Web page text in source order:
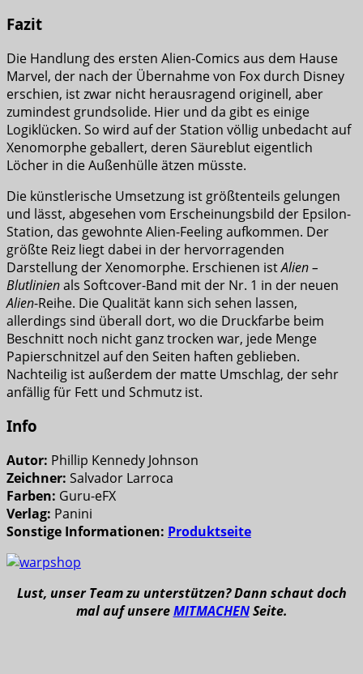
Fazit
Die Handlung des ersten Alien-Comics aus dem Hause
Marvel, der nach der Übernahme von Fox durch Disney
erschien, ist zwar nicht herausragend originell, aber
zumindest grundsolide. Hier und da gibt es einige
Logiklücken. So wird auf der Station völlig unbedacht auf
Xenomorphe geballert, deren Säureblut eigentlich
Löcher in die Außenhülle ätzen müsste.
Die künstlerische Umsetzung ist größtenteils gelungen
und lässt, abgesehen vom Erscheinungsbild der Epsilon-
Station, das gewohnte Alien-Feeling aufkommen. Der
größte Reiz liegt dabei in der hervorragenden
Darstellung der Xenomorphe. Erschienen istAlien –
Blutlinienals Softcover-Band mit der Nr. 1 in der neuen
Alien-Reihe. Die Qualität kann sich sehen lassen,
allerdings sind überall dort, wo die Druckfarbe beim
Beschnitt noch nicht ganz trocken war, jede Menge
Papierschnitzel auf den Seiten haften geblieben.
Nachteilig ist außerdem der matte Umschlag, der sehr
anfällig für Fett und Schmutz ist.
Info
Autor: Phillip Kennedy Johnson
Zeichner: Salvador Larroca
Farben: Guru-eFX
Verlag: Panini
Sonstige Informationen: Produktseite
Lust, unser Team zu unterstützen? Dann schaut doch
mal auf unsereMITMACHENSeite.